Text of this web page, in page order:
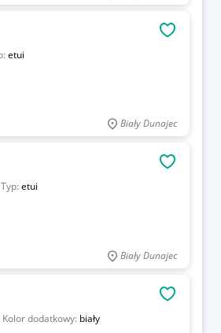
etui
Biały Dunajec
Typ:etui
Biały Dunajec
Kolor dodatkowy: biały